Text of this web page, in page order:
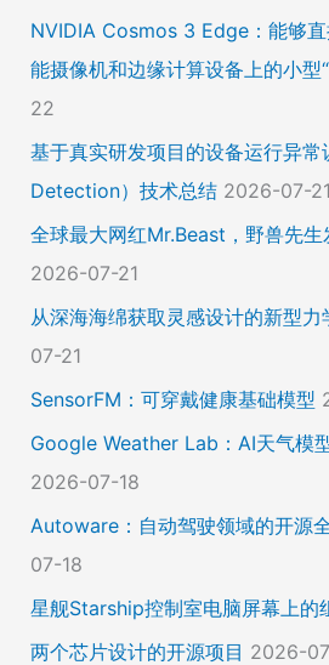
NVIDIA Cosmos 3 Edge：能够
能摄像机和边缘计算设备上的小型
22
基于真实研发项目的设备运行异
Detection）技术总结 2026-07-21
全球最大网红Mr.Beast，野兽先
2026-07-21
从深海海绵获取灵感设计的新型力
07-21
SensorFM：可穿戴健康基础模型
Google Weather Lab：AI天气模
2026-07-18
Autoware：自动驾驶领域的开源
07-18
星舰Starship控制室电脑屏幕上的
两个芯片设计的开源项目 2026-